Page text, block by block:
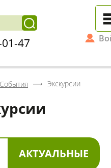
47
События Экскурсии
АКТУАЛЬНЫЕ